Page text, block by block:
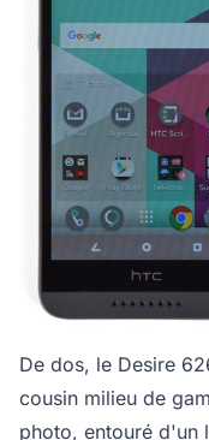
De dos, le Desire
cousin milieu de
photo, entouré d'un